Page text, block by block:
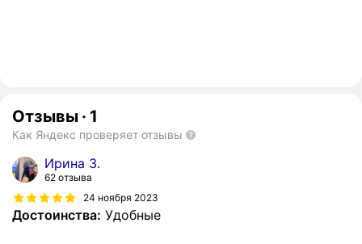
Отзывы · 1
Как Яндекс проверяет отзывы
Ирина З.
62 отзыва
24 ноября 2023
Достоинства: Удобные